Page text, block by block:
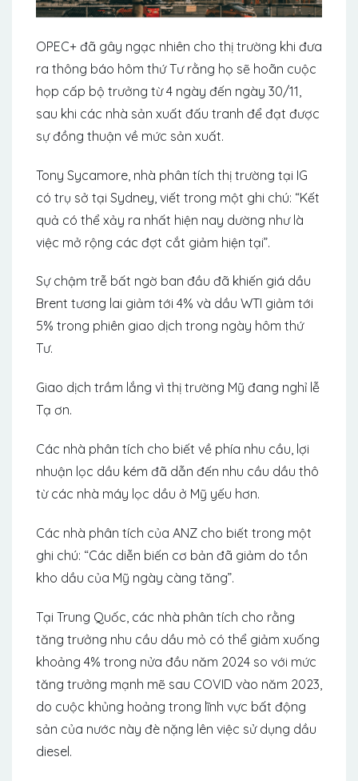
OPEC+ đã gây ngạc nhiên cho thị trường khi đưa
ra thông báo hôm thứ Tư rằng họ sẽ hoãn cuộc
họp cấp bộ trưởng từ 4 ngày đến ngày 30/11,
sau khi các nhà sản xuất đấu tranh để đạt được
sự đồng thuận về mức sản xuất.
Tony Sycamore, nhà phân tích thị trường tại IG
có trụ sở tại Sydney, viết trong một ghi chú: “Kết
quả có thể xảy ra nhất hiện nay dường như là
việc mở rộng các đợt cắt giảm hiện tại”.
Sự chậm trễ bất ngờ ban đầu đã khiến giá dầu
Brent tương lai giảm tới 4% và dầu WTI giảm tới
5% trong phiên giao dịch trong ngày hôm thứ
Tư.
Giao dịch trầm lắng vì thị trường Mỹ đang nghỉ lễ
Tạ ơn.
Các nhà phân tích cho biết về phía nhu cầu, lợi
nhuận lọc dầu kém đã dẫn đến nhu cầu dầu thô
từ các nhà máy lọc dầu ở Mỹ yếu hơn.
Các nhà phân tích của ANZ cho biết trong một
ghi chú: “Các diễn biến cơ bản đã giảm do tồn
kho dầu của Mỹ ngày càng tăng”.
Tại Trung Quốc, các nhà phân tích cho rằng
tăng trưởng nhu cầu dầu mỏ có thể giảm xuống
khoảng 4% trong nửa đầu năm 2024 so với mức
tăng trưởng mạnh mẽ sau COVID vào năm 2023,
do cuộc khủng hoảng trong lĩnh vực bất động
sản của nước này đè nặng lên việc sử dụng dầu
diesel.